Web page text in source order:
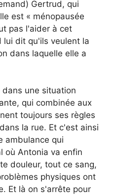
Gertrud, qui
est « ménopausée
pas l'aider à cet
lui dit qu'ils veulent la
dans laquelle elle a
une situation
qui combinée aux
toujours ses règles
la rue. Et c'est ainsi
ambulance qui
où Antonia va enfin
douleur, tout ce sang,
physiques ont
Et là on s'arrête pour